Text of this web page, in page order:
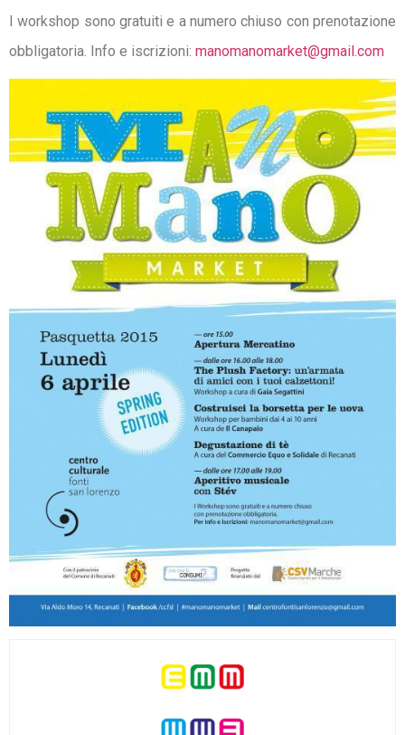
I workshop sono gratuiti e a numero chiuso con prenotazione
obbligatoria. Info e iscrizioni: manomanomarket@gmail.com